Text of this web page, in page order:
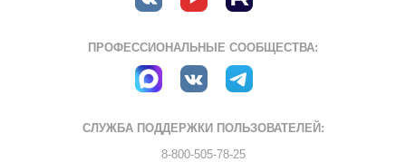
ПРОФЕССИОНАЛЬНЫЕ СООБЩЕСТВА:
СЛУЖБА ПОДДЕРЖКИ ПОЛЬЗОВАТЕЛЕЙ:
8-800-505-78-25